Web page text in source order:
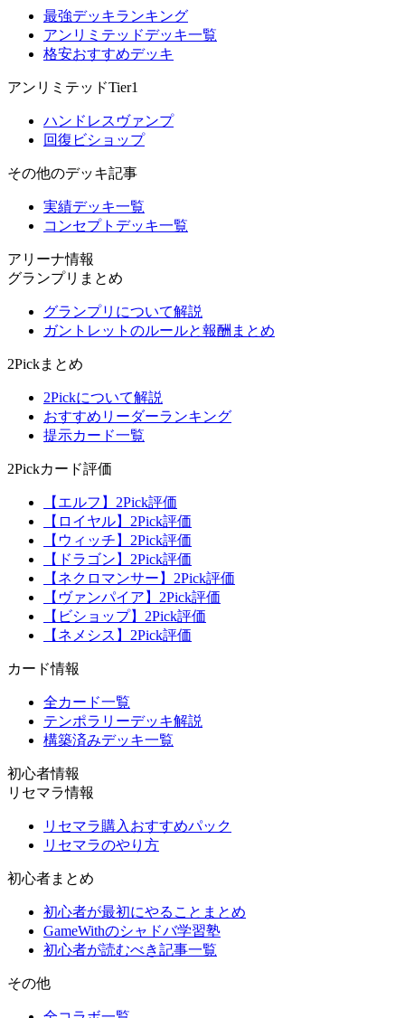
最強デッキランキング
アンリミテッドデッキ一覧
格安おすすめデッキ
アンリミテッドTier1
ハンドレスヴァンプ
回復ビショップ
その他のデッキ記事
実績デッキ一覧
コンセプトデッキ一覧
アリーナ情報
グランプリまとめ
グランプリについて解説
ガントレットのルールと報酬まとめ
2Pickまとめ
2Pickについて解説
おすすめリーダーランキング
提示カード一覧
2Pickカード評価
【エルフ】2Pick評価
【ロイヤル】2Pick評価
【ウィッチ】2Pick評価
【ドラゴン】2Pick評価
【ネクロマンサー】2Pick評価
【ヴァンパイア】2Pick評価
【ビショップ】2Pick評価
【ネメシス】2Pick評価
カード情報
全カード一覧
テンポラリーデッキ解説
構築済みデッキ一覧
初心者情報
リセマラ情報
リセマラ購入おすすめパック
リセマラのやり方
初心者まとめ
初心者が最初にやることまとめ
GameWithのシャドバ学習塾
初心者が読むべき記事一覧
その他